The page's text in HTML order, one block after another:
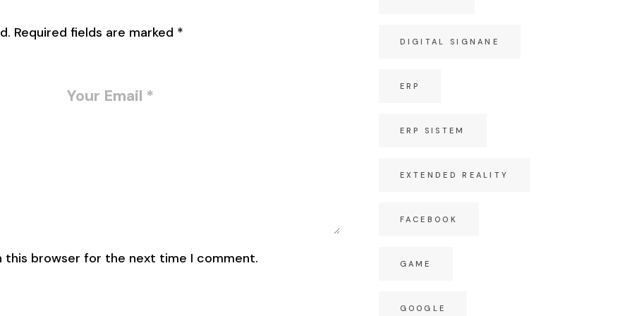
Required fields are marked *
this browser for the next time I comment.
DIGITAL SIGNANE
ERP
ERP SISTEM
EXTENDED REALITY
FACEBOOK
GAME
GOOGLE